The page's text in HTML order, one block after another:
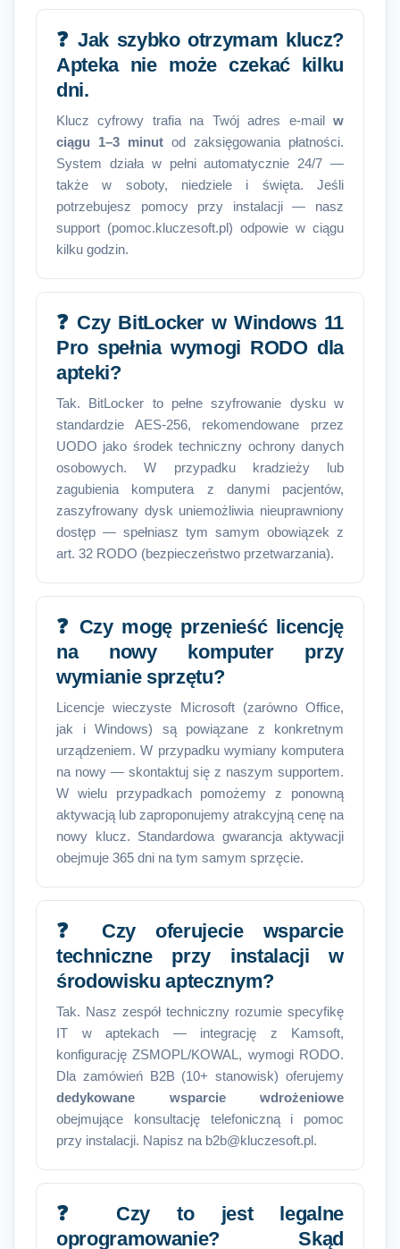
❓ Jak szybko otrzymam klucz?
Apteka nie może czekać kilku
dni.
Klucz cyfrowy trafia na Twój adres e-mail w
ciągu 1–3 minut od zaksięgowania płatności.
System działa w pełni automatycznie 24/7 —
także w soboty, niedziele i święta. Jeśli
potrzebujesz pomocy przy instalacji — nasz
support (pomoc.kluczesoft.pl) odpowie w ciągu
kilku godzin.
❓ Czy BitLocker w Windows 11
Pro spełnia wymogi RODO dla
apteki?
Tak. BitLocker to pełne szyfrowanie dysku w
standardzie AES-256, rekomendowane przez
UODO jako środek techniczny ochrony danych
osobowych. W przypadku kradzieży lub
zagubienia komputera z danymi pacjentów,
zaszyfrowany dysk uniemożliwia nieuprawniony
dostęp — spełniasz tym samym obowiązek z
art. 32 RODO (bezpieczeństwo przetwarzania).
❓ Czy mogę przenieść licencję
na nowy komputer przy
wymianie sprzętu?
Licencje wieczyste Microsoft (zarówno Office,
jak i Windows) są powiązane z konkretnym
urządzeniem. W przypadku wymiany komputera
na nowy — skontaktuj się z naszym supportem.
W wielu przypadkach pomożemy z ponowną
aktywacją lub zaproponujemy atrakcyjną cenę na
nowy klucz. Standardowa gwarancja aktywacji
obejmuje 365 dni na tym samym sprzęcie.
❓ Czy oferujecie wsparcie
techniczne przy instalacji w
środowisku aptecznym?
Tak. Nasz zespół techniczny rozumie specyfikę
IT w aptekach — integrację z Kamsoft,
konfigurację ZSMOPL/KOWAL, wymogi RODO.
Dla zamówień B2B (10+ stanowisk) oferujemy
dedykowane wsparcie wdrożeniowe
obejmujące konsultację telefoniczną i pomoc
przy instalacji. Napisz na b2b@kluczesoft.pl.
❓ Czy to jest legalne
oprogramowanie? Skąd